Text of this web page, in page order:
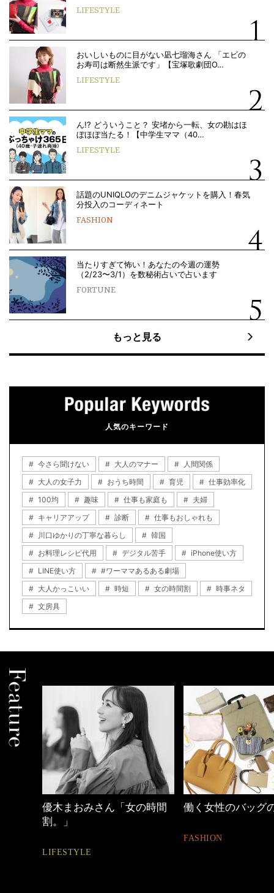
LIFESTYLE
おいしいものに目がない凪七瑠海さん 「エビの
お寿司は断然生派です」【宝塚歌劇団O…
LIFESTYLE
ん!? どういうこと？ 安堵から一転、女の勘はほ
ぼほぼ当たる！【中学生ママ（40…
LIFESTYLE
話題のUNIQLOのデニムジャケットを購入！春気
分投入のコーディネート
FASHION
当たりすぎて怖い！あなたの今週の運勢
（2/23〜3/1）を数秘術占いで占います
FORTUNE
もっと見る
人気のキーワード
今さら聞けない 大人のマナー
人間関係
大人の女子力
おうち時間 育児
仕事効率化
100均
趣味 仕事も家庭も
夫婦
キャリアアップ
診断
仕事もおしゃれも
川口ゆかりの丁寧な暮らし
韓国
お料理レシピ代用
デジタル苦手
iPhone使い方
LINE使い方
#ワーママあるある劇場
大人かっこいい
時短 女の時間割
時事ネタ
文房具
働く女性のバッグの中身
心地よくいられる